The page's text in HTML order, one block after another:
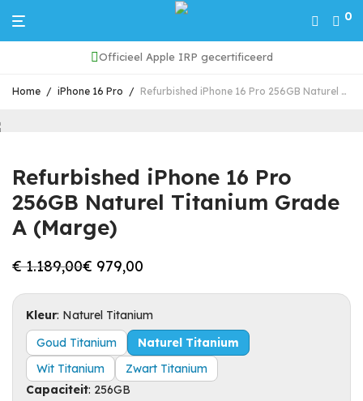
0
Officieel Apple IRP gecertificeerd
Home / iPhone 16 Pro / Refurbished iPhone 16 Pro 256GB Naturel Titanium Grade A (Marge)
Refurbished iPhone 16 Pro
256GB Naturel Titanium Grade
A (Marge)
€1.189,00
Oorspronkelijke
was:
€ 1.189,00.
€ 979,00
Huidige
is:
€ 979,00.
Kleur: Naturel Titanium
Goud Titanium
Naturel Titanium
Wit Titanium
Zwart Titanium
Capaciteit: 256GB